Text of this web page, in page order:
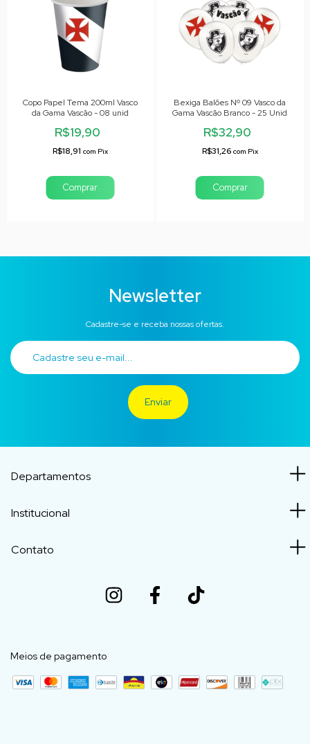
Copo Papel Tema 200ml Vasco
da Gama Vascão - 08 unid
R$19,90
R$18,91 com Pix
Bexiga Balões Nº 09 Vasco da
Gama Vascão Branco - 25 Unid
R$32,90
R$31,26 com Pix
Newsletter
Cadastre-se e receba nossas ofertas.
Departamentos
Institucional
Contato
Meios de pagamento